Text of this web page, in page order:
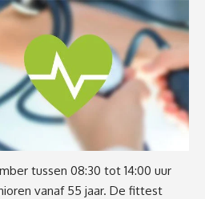
tussen 08:30 tot 14:00 uur
vanaf 55 jaar. De fittest